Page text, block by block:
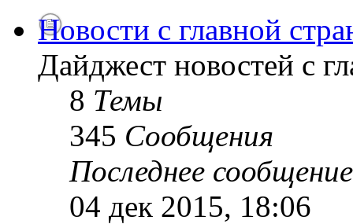
Новости с главной
Дайджест новостей с
8 Темы
345 Сообщения
Последнее сообщение
04 дек 2015, 18:06